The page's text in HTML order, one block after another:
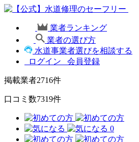
業者ランキング
業者の選び方
水道事業者選びを相談する
ログイン
会員登録
掲載業者2716件
口コミ数7319件
0